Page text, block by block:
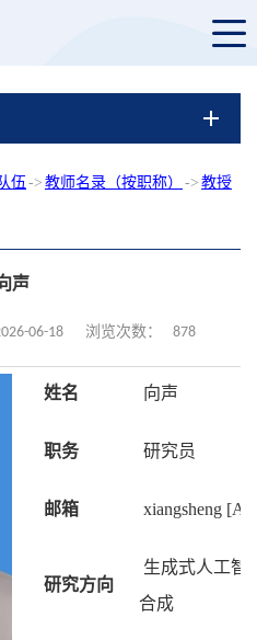
伍 -> 教师名录（按职称） -> 教授
声
06-18 浏览次数： 878
姓名 向声
职务 研究员
邮箱 xiangsheng
研究方向
生成式人工智
合成